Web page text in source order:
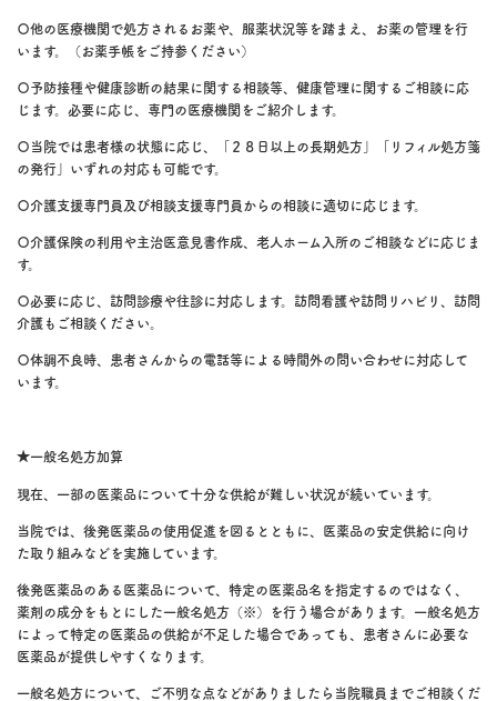
〇他の医療機関で処方されるお薬や、服薬状況等を踏まえ、お薬の管理を行
います。（お薬手帳をご持参ください）
〇予防接種や健康診断の結果に関する相談等、健康管理に関するご相談に応
じます。必要に応じ、専門の医療機関をご紹介します。
〇当院では患者様の状態に応じ、「２８日以上の長期処方」「リフィル処方箋
の発行」いずれの対応も可能です。
〇介護支援専門員及び相談支援専門員からの相談に適切に応じます。
〇介護保険の利用や主治医意見書作成、老人ホーム入所のご相談などに応じま
す。
〇必要に応じ、訪問診療や往診に対応します。訪問看護や訪問リハビリ、訪問
介護もご相談ください。
〇体調不良時、患者さんからの電話等による時間外の問い合わせに対応して
います。
★一般名処方加算
現在、一部の医薬品について十分な供給が難しい状況が続いています。
当院では、後発医薬品の使用促進を図るとともに、医薬品の安定供給に向け
た取り組みなどを実施しています。
後発医薬品のある医薬品について、特定の医薬品名を指定するのではなく、
薬剤の成分をもとにした一般名処方（※）を行う場合があります。一般名処方
によって特定の医薬品の供給が不足した場合であっても、患者さんに必要な
医薬品が提供しやすくなります。
一般名処方について、ご不明な点などがありましたら当院職員までご相談くだ